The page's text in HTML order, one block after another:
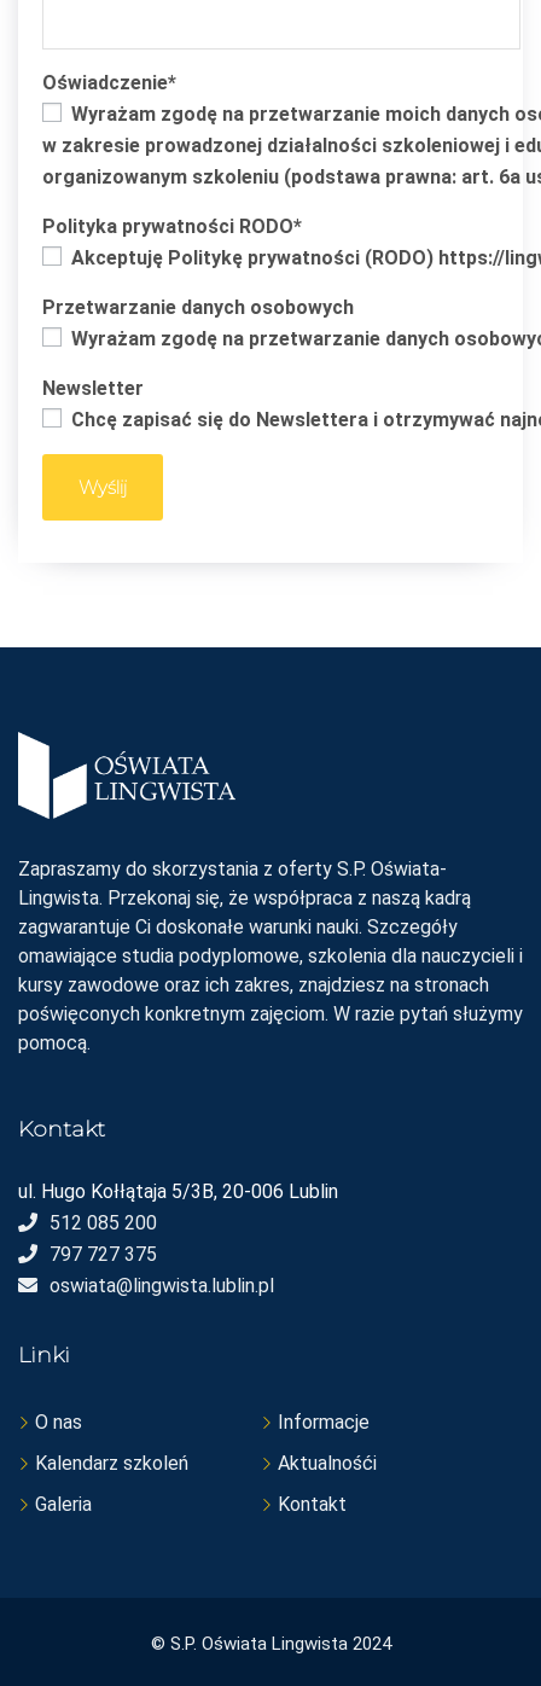
Oświadczenie*
Wyrażam zgodę na przetwarzanie moich danych
w zakresie prowadzonej działalności szkoleniowej i
organizowanym szkoleniu (podstawa prawna: art. 6a
Polityka prywatności RODO*
Akceptuję Politykę prywatności (RODO) https://
Przetwarzanie danych osobowych
Wyrażam zgodę na przetwarzanie danych
Newsletter
Chcę zapisać się do Newslettera i otrzymywać
Zapraszamy do skorzystania z oferty S.P. Oświata-
Lingwista. Przekonaj się, że współpraca z naszą kadrą
zagwarantuje Ci doskonałe warunki nauki. Szczegóły
omawiające studia podyplomowe, szkolenia dla nauczycieli i
kursy zawodowe oraz ich zakres, znajdziesz na stronach
poświęconych konkretnym zajęciom. W razie pytań służymy
pomocą.
Kontakt
ul. Hugo Kołłątaja 5/3B, 20-006 Lublin
512 085 200
797 727 375
oswiata@lingwista.lublin.pl
Linki
O nas
Informacje
Kalendarz szkoleń
Aktualnośći
Galeria
Kontakt
© S.P. Oświata Lingwista 2024